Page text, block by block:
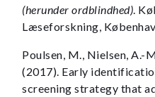
(herunder ordblindhed).
Læseforskning,
Poulsen, M., Nielsen, A.-
(2017). Early
screening strategy that